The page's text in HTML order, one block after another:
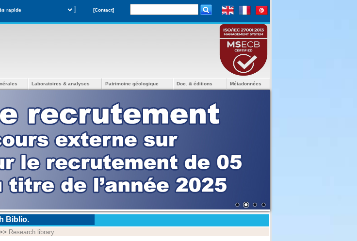
] [Contact]
Laboratoires & analyses Patrimoine géologique Doc. & éditions Métadonnées
Biblio.
Research library